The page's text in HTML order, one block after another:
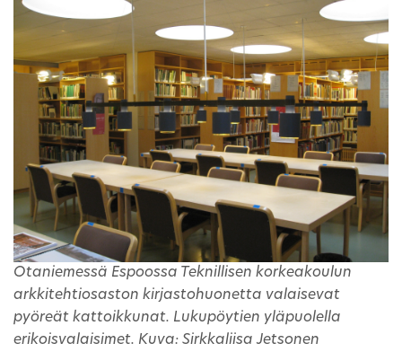
Otaniemessä Espoossa Teknillisen korkeakoulun
arkkitehtiosaston kirjastohuonetta valaisevat
pyöreät kattoikkunat. Lukupöytien yläpuolella
erikoisvalaisimet. Kuva: Sirkkaliisa Jetsonen